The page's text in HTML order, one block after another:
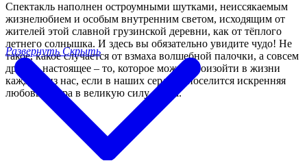
Спектакль наполнен остроумными шутками, неиссякаемым
жизнелюбием и особым внутренним светом, исходящим от
жителей этой славной грузинской деревни, как от тёплого
летнего солнышка. И здесь вы обязательно увидите чудо! Не
такое, какое случается от взмаха волшебной палочки, а совсем
другое, настоящее – то, которое может произойти в жизни
каждого из нас, если в наших сердцах поселится искренняя
любовь и вера в великую силу добра.
Развернуть Скрыть